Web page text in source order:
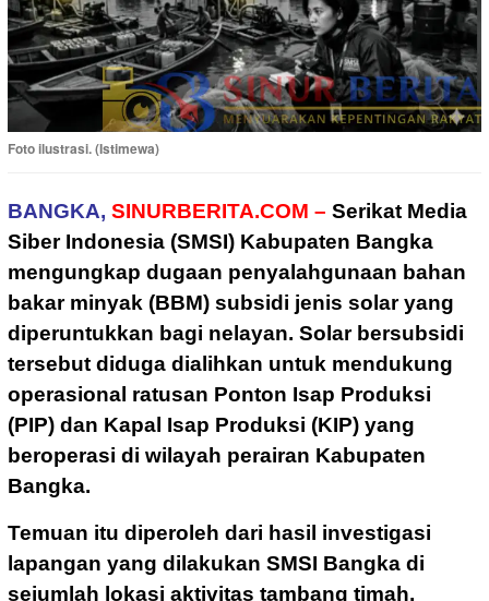
Foto ilustrasi. (Istimewa)
BANGKA, SINURBERITA.COM – Serikat Media
Siber Indonesia (SMSI) Kabupaten Bangka
mengungkap dugaan penyalahgunaan bahan
bakar minyak (BBM) subsidi jenis solar yang
diperuntukkan bagi nelayan. Solar bersubsidi
tersebut diduga dialihkan untuk mendukung
operasional ratusan Ponton Isap Produksi
(PIP) dan Kapal Isap Produksi (KIP) yang
beroperasi di wilayah perairan Kabupaten
Bangka.
Temuan itu diperoleh dari hasil investigasi
lapangan yang dilakukan SMSI Bangka di
sejumlah lokasi aktivitas tambang timah,